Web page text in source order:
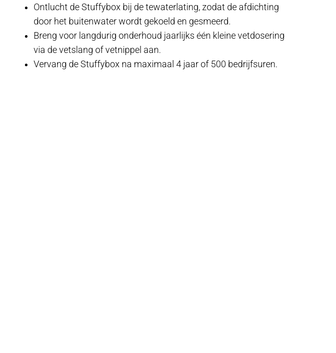
Ontlucht de Stuffybox bij de tewaterlating, zodat de afdichting
door het buitenwater wordt gekoeld en gesmeerd.
Breng voor langdurig onderhoud jaarlijks één kleine vetdosering
via de vetslang of vetnippel aan.
Vervang de Stuffybox na maximaal 4 jaar of 500 bedrijfsuren.